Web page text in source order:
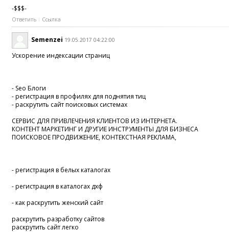
-$$$-
Ответить Ссылка
Semenzei 19.05.2017 04:22:00
Ускорение индексации страниц
- Seo Блоги
- регистрация в профилях для поднятия тиц
- раскрутить сайт поисковых системах
СЕРВИС ДЛЯ ПРИВЛЕЧЕНИЯ КЛИЕНТОВ ИЗ ИНТЕРНЕТА.
КОНТЕНТ МАРКЕТИНГ И ДРУГИЕ ИНСТРУМЕНТЫ ДЛЯ БИЗНЕСА
ПОИСКОВОЕ ПРОДВИЖЕНИЕ, КОНТЕКСТНАЯ РЕКЛАМА,
- регистрация в белых каталогах
- регистрация в каталогах дхф
- как раскрутить женский сайт
раскрутить разработку сайтов
раскрутить сайт легко